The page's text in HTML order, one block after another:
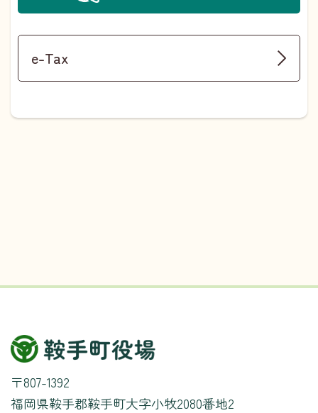
e-Tax
〒807-1392
福岡県鞍手郡鞍手町大字小牧2080番地2